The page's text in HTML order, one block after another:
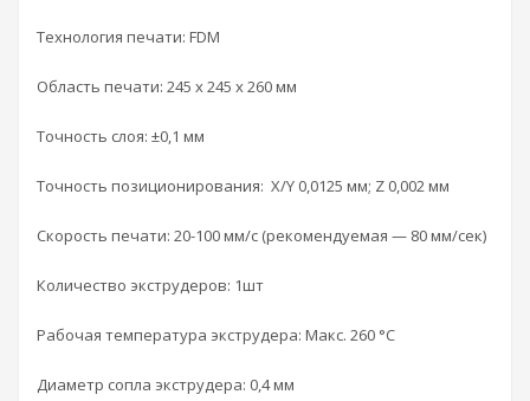
Технология печати: FDM
Область печати: 245 х 245 х 260 мм
Точность слоя: ±0,1 мм
Точность позиционирования: X/Y 0,0125 мм; Z 0,002 мм
Скорость печати: 20-100 мм/с (рекомендуемая — 80 мм/сек)
Количество экструдеров: 1шт
Рабочая температура экструдера: Макс. 260 °С
Диаметр сопла экструдера: 0,4 мм